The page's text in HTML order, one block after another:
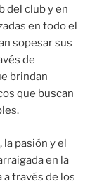
del club y en
en todo el
sopesar sus
de
brindan
que buscan
pasión y el
en la
a través de los